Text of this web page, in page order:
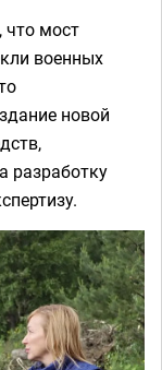
что мост
военных
новой
разработку